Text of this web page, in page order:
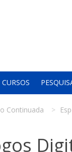
CURSOS
Continuada